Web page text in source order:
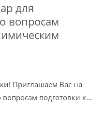
для
вопросам
Приглашаем Вас на
подготовки к...